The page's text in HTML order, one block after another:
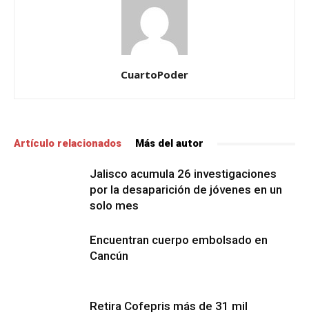
CuartoPoder
Artículo relacionados Más del autor
Jalisco acumula 26 investigaciones
por la desaparición de jóvenes en un
solo mes
Encuentran cuerpo embolsado en
Cancún
Retira Cofepris más de 31 mil